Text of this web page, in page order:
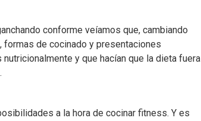
conforme veíamos que, cambiando
de cocinado y presentaciones
y que hacían que la dieta fuera
a la hora de cocinar fitness. Y es